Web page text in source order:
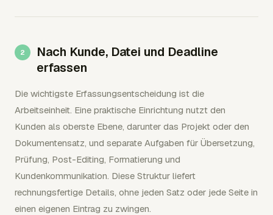
Nach Kunde, Datei und Deadline
erfassen
Die wichtigste Erfassungsentscheidung ist die
Arbeitseinheit. Eine praktische Einrichtung nutzt den
Kunden als oberste Ebene, darunter das Projekt oder den
Dokumentensatz, und separate Aufgaben für Übersetzung,
Prüfung, Post-Editing, Formatierung und
Kundenkommunikation. Diese Struktur liefert
rechnungsfertige Details, ohne jeden Satz oder jede Seite in
einen eigenen Eintrag zu zwingen.